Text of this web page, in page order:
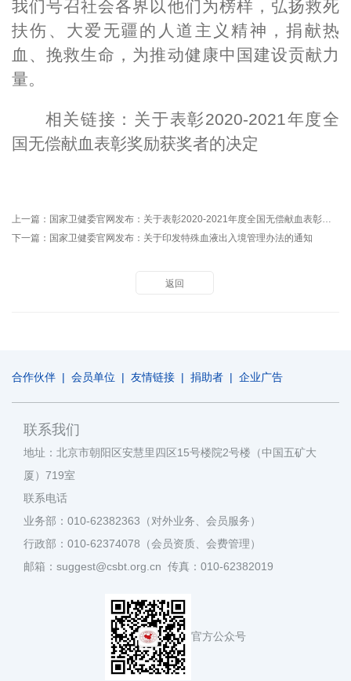
我们号召社会各界以他们为榜样，弘扬救死
扶伤、大爱无疆的人道主义精神，捐献热
血、挽救生命，为推动健康中国建设贡献力
量。
相关链接： 关于表彰2020-2021年度全
国无偿献血表彰奖励获奖者的决定
上一篇： 国家卫健委官网发布：关于表彰2020-2021年度全国无偿献血表彰奖励获奖者的决定
下一篇： 国家卫健委官网发布：关于印发特殊血液出入境管理办法的通知
返回
合作伙伴 | 会员单位 | 友情链接 | 捐助者 | 企业广告
联系我们
地址：北京市朝阳区安慧里四区15号楼院2号楼（中国五矿大
厦）719室
联系电话
业务部：010-62382363（对外业务、会员服务）
行政部：010-62374078（会员资质、会费管理）
邮箱：suggest@csbt.org.cn 传真：010-62382019
官方公众号